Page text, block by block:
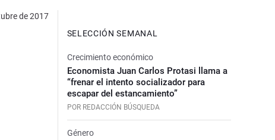
de 2017
SELECCIÓN SEMANAL
Crecimiento económico
Economista Juan Carlos Protasi llama a
“frenar el intento socializador para
escapar del estancamiento”
POR REDACCIÓN BÚSQUEDA
Género